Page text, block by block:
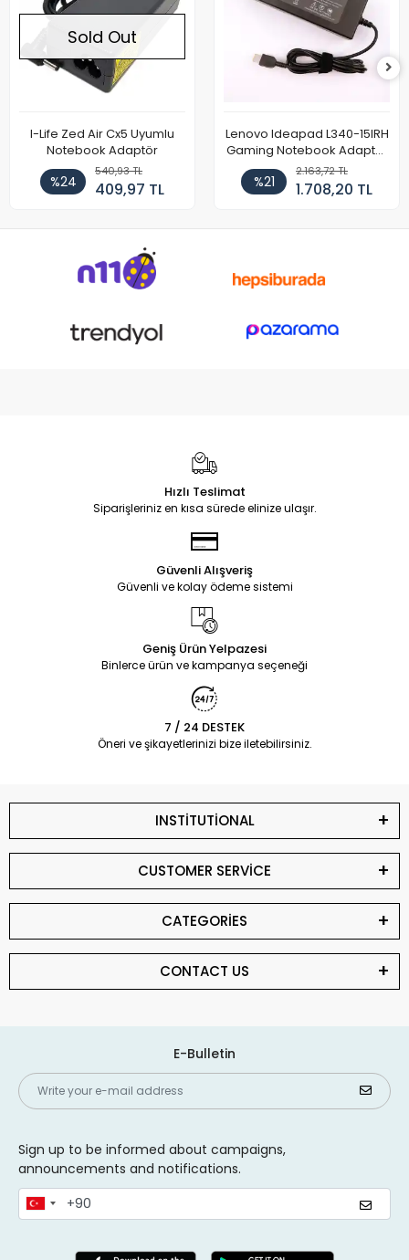
Sold Out
I-Life Zed Air Cx5 Uyumlu
Notebook Adaptör
%24
540,93 TL
409,97 TL
Lenovo Ideapad L340-15IRH
Gaming Notebook Adaptör
Cihazı Şarj Aleti (150W)
%21
2.163,72 TL
1.708,20 TL
Hızlı Teslimat
Siparişleriniz en kısa sürede elinize ulaşır.
Güvenli Alışveriş
Güvenli ve kolay ödeme sistemi
Geniş Ürün Yelpazesi
Binlerce ürün ve kampanya seçeneği
7 / 24 DESTEK
Öneri ve şikayetlerinizi bize iletebilirsiniz.
INSTİTUTİONAL
CUSTOMER SERVİCE
CATEGORİES
CONTACT US
E-Bulletin
Sign up to be informed about campaigns,
announcements and notifications.